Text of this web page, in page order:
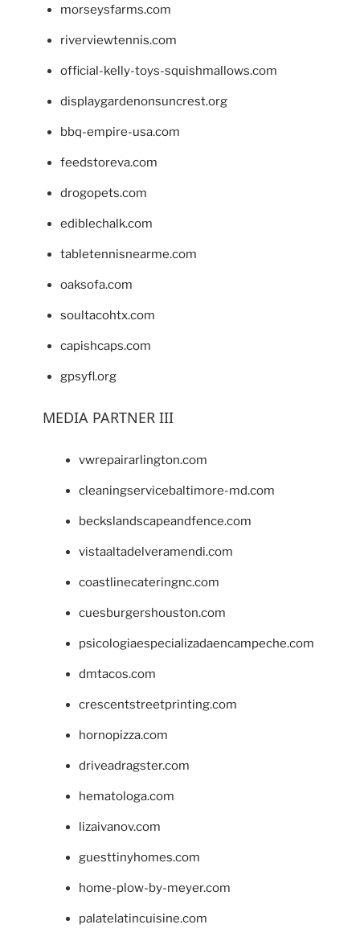
morseysfarms.com
riverviewtennis.com
official-kelly-toys-squishmallows.com
displaygardenonsuncrest.org
bbq-empire-usa.com
feedstoreva.com
drogopets.com
ediblechalk.com
tabletennisnearme.com
oaksofa.com
soultacohtx.com
capishcaps.com
gpsyfl.org
MEDIA PARTNER III
vwrepairarlington.com
cleaningservicebaltimore-md.com
beckslandscapeandfence.com
vistaaltadelveramendi.com
coastlinecateringnc.com
cuesburgershouston.com
psicologiaespecializadaencampeche.com
dmtacos.com
crescentstreetprinting.com
hornopizza.com
driveadragster.com
hematologa.com
lizaivanov.com
guesttinyhomes.com
home-plow-by-meyer.com
palatelatincuisine.com